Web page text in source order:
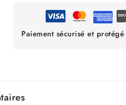
Paiement sécurisé et protégé